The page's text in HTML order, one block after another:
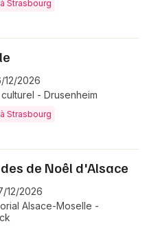
Strasbourg
12/2026
- Drusenheim
Strasbourg
de Noêl d'Alsace
12/2026
Alsace-Moselle -